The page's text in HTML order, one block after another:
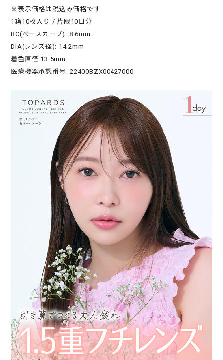
※表示価格は税込み価格です
1箱10枚入り / 片眼10日分
BC(ベースカーブ): 8.6mm
DIA(レンズ径): 14.2mm
着色直径:13.5mm
医療機器承認番号: 22400BZX00427000